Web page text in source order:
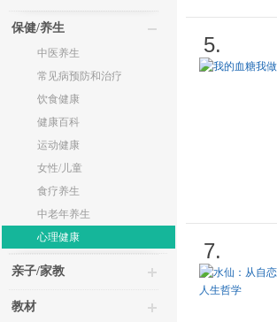
保健/养生
中医养生
常见病预防和治疗
饮食健康
健康百科
运动健康
女性/儿童
食疗养生
中老年养生
心理健康
亲子/家教
教材
5.
7.